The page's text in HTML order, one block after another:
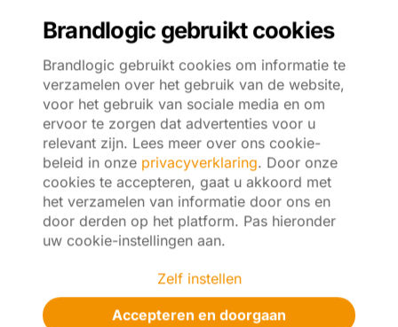
kosten kan
besparen.
Op zoek naar een
bedrijf actief in de
omgeving van
Breda die jouw
bedrijf kan helpen
met een CRM-
systeem? Wij
maken graag eens
kennis en
vrijblijvend de
mogelijkheden. De
koffie staat klaar!
Brandlogic gebruikt cookies
Brandlogic gebruikt cookies om informatie te
verzamelen over het gebruik van de website,
voor het gebruik van sociale media en om
ervoor te zorgen dat advertenties voor u
relevant zijn. Lees meer over ons cookie-
beleid in onze privacyverklaring. Door onze
cookies te accepteren, gaat u akkoord met
het verzamelen van informatie door ons en
door derden op het platform. Pas hieronder
uw cookie-instellingen aan.
Zelf instellen
Accepteren en doorgaan